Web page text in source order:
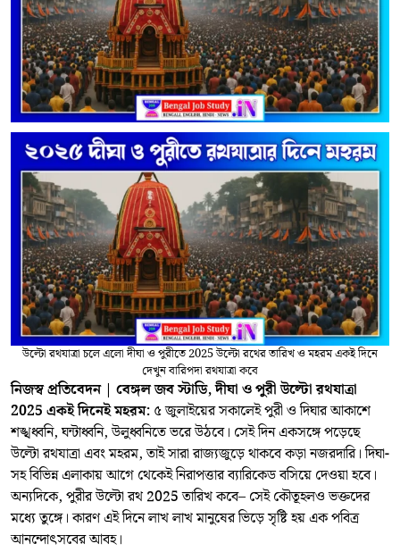
উল্টো রথযাত্রা চলে এলো দীঘা ও পুরীতে 2025 উল্টো রথের তারিখ ও মহরম একই দিনে
দেখুন বারিপদা রথযাত্রা কবে
নিজস্ব প্রতিবেদন | বেঙ্গল জব স্টাডি, দীঘা ও পুরী উল্টো রথযাত্রা
2025 একই দিনেই মহরম: ৫ জুলাইয়ের সকালেই পুরী ও দিঘার আকাশে
শঙ্খধ্বনি, ঘন্টাধ্বনি, উলুধ্বনিতে ভরে উঠবে। সেই দিন একসঙ্গে পড়েছে
উল্টো রথযাত্রা এবং মহরম, তাই সারা রাজ্যজুড়ে থাকবে কড়া নজরদারি। দিঘা-
সহ বিভিন্ন এলাকায় আগে থেকেই নিরাপত্তার ব্যারিকেড বসিয়ে দেওয়া হবে।
অন্যদিকে, পুরীর উল্টো রথ 2025 তারিখ কবে– সেই কৌতূহলও ভক্তদের
মধ্যে তুঙ্গে। কারণ এই দিনে লাখ লাখ মানুষের ভিড়ে সৃষ্টি হয় এক পবিত্র
আনন্দোৎসবের আবহ।